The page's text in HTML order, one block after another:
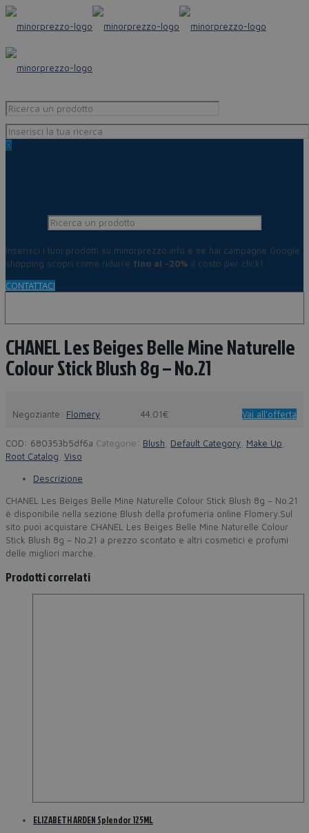
0
Inserisci i tuoi prodotti su minorprezzo.info e se hai campagne Google
shopping scopri come ridurre fino al -20% il costo per click!
CONTATTACI
CHANEL Les Beiges Belle Mine Naturelle
Colour Stick Blush 8g – No.21
Negoziante: Flomery 44.01€ Vai all'offerta
COD: 680353b5df6a Categorie: Blush Default Category Make Up
Root Catalog Viso
Descrizione
CHANEL Les Beiges Belle Mine Naturelle Colour Stick Blush 8g – No.21
è disponibile nella sezione Blush della profumeria online Flomery.Sul
sito puoi acquistare CHANEL Les Beiges Belle Mine Naturelle Colour
Stick Blush 8g – No.21 a prezzo scontato e altri cosmetici e profumi
delle migliori marche.
Prodotti correlati
ELIZABETH ARDEN Splendor 125ML